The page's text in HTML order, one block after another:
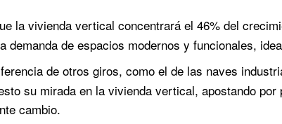
la vivienda vertical concentrará el 46% del
demanda de espacios modernos y funcionales,
de otros giros, como el de las naves
su mirada en la vivienda vertical, apostando por
cambio.